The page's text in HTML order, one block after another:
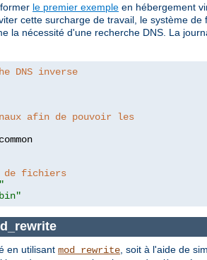
le premier exemple en hébergement
cette surcharge de travail, le système
la nécessité d'une recherche DNS. La
DNS inverse
afin de pouvoir les
de fichiers
en utilisant mod_rewrite , soit à l'aide de